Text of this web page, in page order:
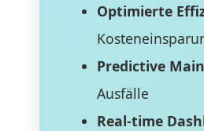
Optimierte
Predictive
Ausfälle
Real-time